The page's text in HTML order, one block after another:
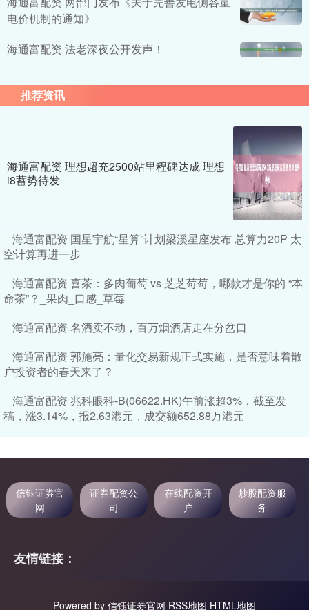
电价机制的通知》
海通富配资 法老深夜公开发声！
推荐资讯
海通富配资 理想超充2500站里程碑达成 理想
i8蓄势待发
海通富配资 国星宇航“星算”计划梁溪星座发布 总算力20P 太
空计算再进一步
海通富配资 喜茶：多肉葡萄 vs 芝芝莓莓，哪款才是你的 “本
命茶”？_果肉_口感_草莓
海通富配资 名酒卖不动，百万烟酒店走在分岔口
海通富配资 郭施亮：量化交易新规正式实施，是否意味着散
户投资者的春天来了？
海通富配资 兆科眼科-B(06622.HK)午前涨超3%，截至发
稿，涨3.14%，报2.63港元，成交额652.88万港元
信钰证券官
网
证券配资公
司
在线配资开
户
炒股配资服
务
友情链接：
Powered by 信钰证券官网 RSS地图 HTML地图